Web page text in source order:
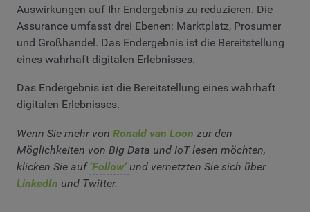
Auswirkungen auf Ihr Endergebnis zu reduzieren. Die
Assurance umfasst drei Ebenen: Marktplatz, Prosumer
und Großhandel. Das Endergebnis ist die Bereitstellung
eines wahrhaft digitalen Erlebnisses.
Das Endergebnis ist die Bereitstellung eines wahrhaft
digitalen Erlebnisses.
Wenn Sie mehr von Ronald van Loon zur den
Möglichkeiten von Big Data und IoT lesen möchten,
klicken Sie auf‘Follow‘ und vernetzten Sie sich über
LinkedIn und Twitter.